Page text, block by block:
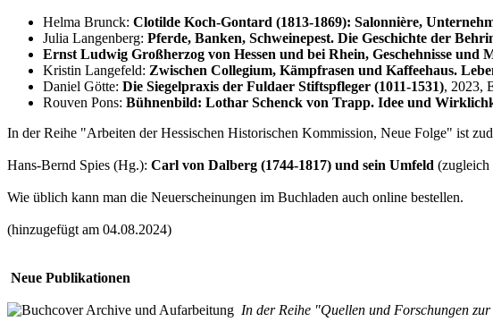
Helma Brunck: Clotilde Koch-Gontard (1813-1869): Salonnière,
Julia Langenberg: Pferde, Banken, Schweinepest. Die Geschichte der
Ernst Ludwig Großherzog von Hessen und bei Rhein, Geschehnisse und
Kristin Langefeld: Zwischen Collegium, Kämpfrasen und Kaffeehaus.
Daniel Götte: Die Siegelpraxis der Fuldaer Stiftspfleger (1011-1531), 2023,
Rouven Pons: Bühnenbild: Lothar Schenck von Trapp. Idee und
In der Reihe "Arbeiten der Hessischen Historischen Kommission, Neue Folge" ist
Hans-Bernd Spies (Hg.): Carl von Dalberg (1744-1817) und sein Umfeld (zugleich
Wie üblich kann man die Neuerscheinungen im Buchladen auch online bestellen.
(hinzugefügt am 04.08.2024)
Neue Publikationen
In der Reihe "Quellen und Forschungen